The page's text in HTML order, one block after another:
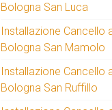
Bologna San Luca
Installazione Cancello
Bologna San Mamolo
Installazione Cancello
Bologna San Ruffillo